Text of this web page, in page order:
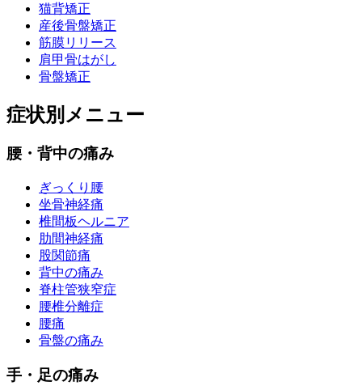
猫背矯正
産後骨盤矯正
筋膜リリース
肩甲骨はがし
骨盤矯正
症状別メニュー
腰・背中の痛み
ぎっくり腰
坐骨神経痛
椎間板ヘルニア
肋間神経痛
股関節痛
背中の痛み
脊柱管狭窄症
腰椎分離症
腰痛
骨盤の痛み
手・足の痛み